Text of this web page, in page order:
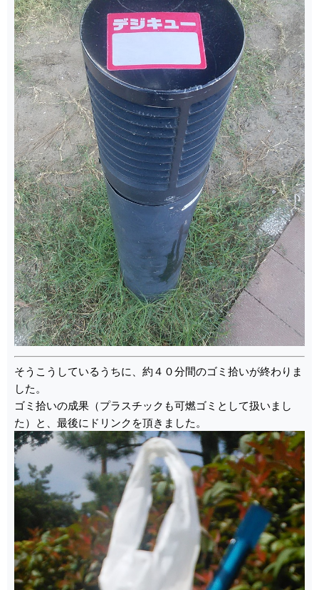
そうこうしているうちに、約４０分間のゴミ拾いが終わりま
した。
ゴミ拾いの成果（プラスチックも可燃ゴミとして扱いまし
た）と、最後にドリンクを頂きました。